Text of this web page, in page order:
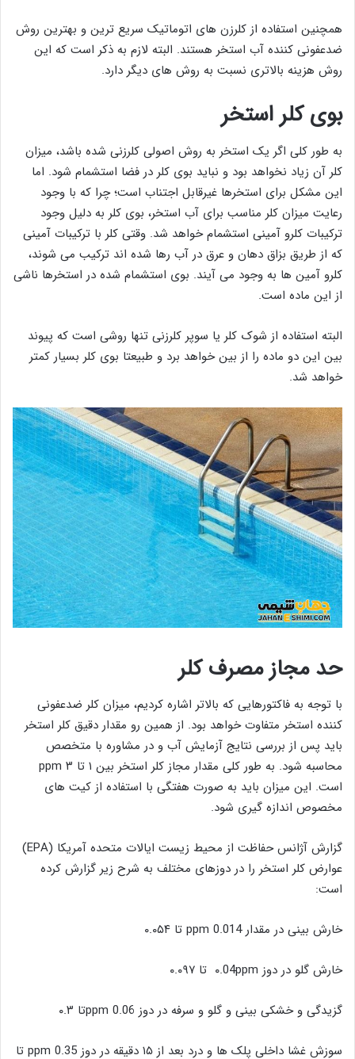
همچنین استفاده از کلرزن های اتوماتیک سریع ترین و بهترین روش
ضدعفونی کننده آب استخر هستند. البته لازم به ذکر است که این
روش هزینه بالاتری نسبت به روش های دیگر دارد.
بوی کلر استخر
به طور کلی اگر یک استخر به روش اصولی کلرزنی شده باشد، میزان
کلر آن زیاد نخواهد بود و نباید بوی کلر در فضا استشمام شود. اما
این مشکل برای استخرها غیرقابل اجتناب است؛ چرا که با وجود
رعایت میزان کلر مناسب برای آب استخر، بوی کلر به دلیل وجود
ترکیبات کلرو آمینی استشمام خواهد شد. وقتی کلر با ترکیبات آمینی
که از طریق بزاق دهان و عرق در آب رها شده اند ترکیب می شوند،
کلرو آمین ها به وجود می آیند. بوی استشمام شده در استخرها ناشی
از این ماده است.
البته استفاده از شوک کلر یا سوپر کلرزنی تنها روشی است که پیوند
بین این دو ماده را از بین خواهد برد و طبیعتا بوی کلر بسیار کمتر
خواهد شد.
حد مجاز مصرف کلر
با توجه به فاکتورهایی که بالاتر اشاره کردیم، میزان کلر ضدعفونی
کننده استخر متفاوت خواهد بود. از همین رو مقدار دقیق کلر استخر
باید پس از بررسی نتایج آزمایش آب و در مشاوره با متخصص
محاسبه شود. به طور کلی مقدار مجاز کلر استخر بین ۱ تا ۳ ppm
است. این میزان باید به صورت هفتگی با استفاده از کیت های
مخصوص اندازه گیری شود.
گزارش آژانس حفاظت از محیط زیست ایالات متحده آمریکا (EPA)
عوارض کلر استخر را در دوزهای مختلف به شرح زیر گزارش کرده
است:
خارش بینی در مقدار ppm 0.014 تا ۰.۰۵۴
خارش گلو در دوز ۰.04ppm تا ۰.۰۹۷
گزیدگی و خشکی بینی و گلو و سرفه در دوز ppm 0.06تا ۰.۳
سوزش غشا داخلی پلک ها و درد بعد از ۱۵ دقیقه در دوز ppm 0.35 تا